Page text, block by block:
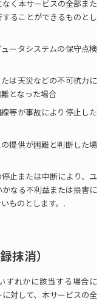
く本サービスの全部また
ることができるものとし
ータシステムの保守点検
は天災などの不可抗力に
となった場合
等が事故により停止した
提供が困難と判断した場
止または中断により、ユ
なる不利益または損害に
ものとします。.
抹消）
ずれかに該当する場合に
対して、本サービスの全